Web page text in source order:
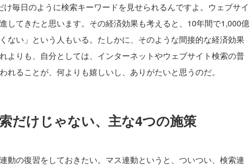
毎日のように検索キーワードを見せられるんですよ。ウェブサイ
してきたと思います。その経済効果も考えると、10年間で1,000億
ない」という人もいる。たしかに、そのような間接的な経済効果
よりも、自分としては、インターネットやウェブサイト検索の普
れることが、何よりも嬉しいし、ありがたいと思うのだ。
だけじゃない、主な4つの施策
動の復習をしておきたい。マス連動というと、ついつい、検索連